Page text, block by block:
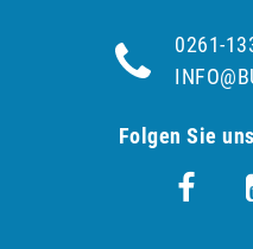
0261-
Folgen Sie